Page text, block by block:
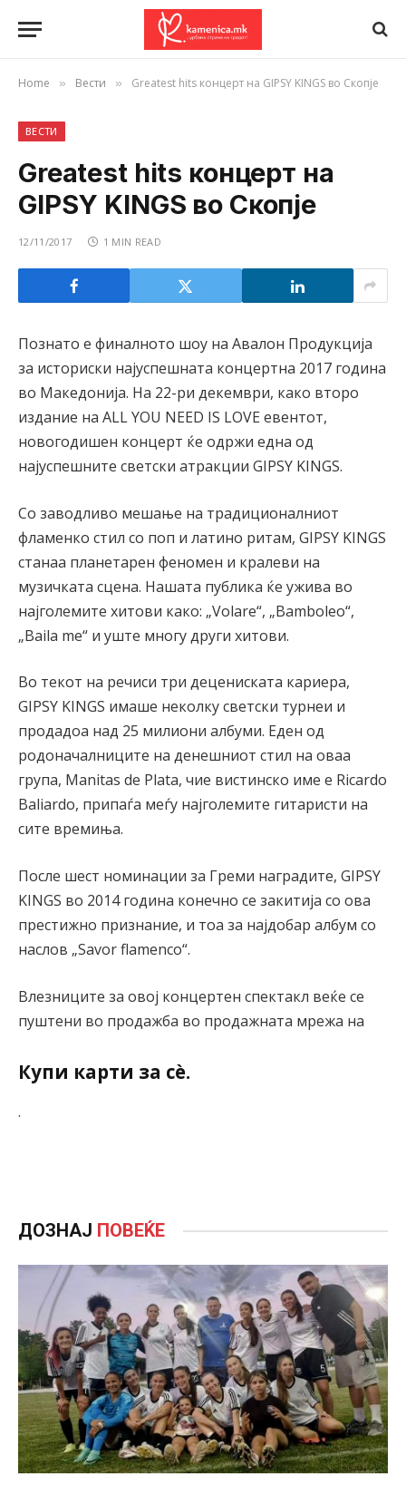
Home » Вести » Greatest hits концерт на GIPSY KINGS во Скопје
ВЕСТИ
Greatest hits концерт на
GIPSY KINGS во Скопје
12/11/2017 1 MIN READ
Познато е финалното шоу на Авалон Продукција
за историски најуспешната концертна 2017 година
во Македонија. На 22-ри декември, како второ
издание на АLL YOU NEED IS LOVE евентот,
новогодишен концерт ќе одржи една од
најуспешните светски атракции GIPSY KINGS.
Со заводливо мешање на традиционалниот
фламенко стил со поп и латино ритам, GIPSY KINGS
станаа планетарен феномен и кралеви на
музичката сцена. Нашата публика ќе ужива во
најголемите хитови како: „Volare“, „Bamboleo“,
„Baila me“ и уште многу други хитови.
Во текот на речиси три децениската кариера,
GIPSY KINGS имаше неколку светски турнеи и
продадоа над 25 милиони албуми. Еден од
родоначалниците на денешниот стил на оваа
група, Manitas de Plata, чие вистинско име е Ricardo
Baliardo, припаѓа меѓу најголемите гитаристи на
сите времиња.
После шест номинации за Греми наградите, GIPSY
KINGS во 2014 година конечно се закитија со ова
престижно признание, и тоа за најдобар албум со
наслов „Savor flamenco“.
Влезниците за овој концертен спектакл веќе се
пуштени во продажба во продажната мрежа на
Купи карти за сè.
.
ДОЗНАЈ ПОВЕЌЕ